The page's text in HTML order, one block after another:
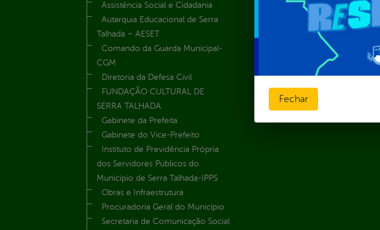
Assistência Social e Cidadania
Autarquia Educacional de Serra
Talhada – AESET
Comando da Guarda Municipal-
CGM
Diretoria da Defesa Civil
FUNDAÇÃO CULTURAL DE
SERRA TALHADA
Gabinete da Prefeita
Gabinete do Vice-Prefeito
Instituto de Previdência Própria
dos Servidores Públicos do
Município de Serra Talhada-IPPS
Obras e Infraestrutura
Procuradoria Geral do Município
Secretaria de Comunicação Social
Fechar